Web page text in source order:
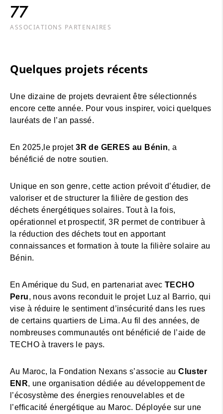
77
ASSOCIATIONS PARTENAIRES
Quelques projets récents
Une dizaine de projets devraient être sélectionnés
encore cette année. Pour vous inspirer, voici quelques
lauréats de l’an passé.
En 2025,le projet3R de GERES au Bénin, a
bénéficié de notre soutien.
Unique en son genre, cette action prévoit d’étudier, de
valoriser et de structurer la filière de gestion des
déchets énergétiques solaires. Tout à la fois,
opérationnel et prospectif, 3R permet de contribuer à
la réduction des déchets tout en apportant
connaissances et formation à toute la filière solaire au
Bénin.
En Amérique du Sud, en partenariat avec TECHO
Peru, nous avons reconduit le projet Luz al Barrio, qui
vise à réduire le sentiment d’insécurité dans les rues
de certains quartiers de Lima. Au fil des années, de
nombreuses communautés ont bénéficié de l’aide de
TECHO à travers le pays.
Au Maroc, la Fondation Nexans s’associe auCluster
ENR, une organisation dédiée au développement de
l’écosystème des énergies renouvelables et de
l’efficacité énergétique au Maroc. Déployée sur une